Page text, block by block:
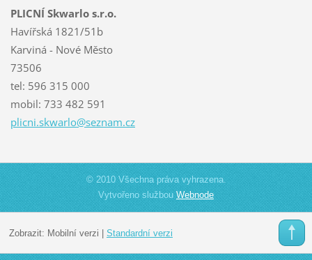
PLICNÍ Skwarlo s.r.o.
Havířská 1821/51b
Karviná - Nové Město
73506
tel: 596 315 000
mobil: 733 482 591
plicni.skwarlo@seznam.cz
© 2010 Všechna práva vyhrazena.
Vytvořeno službouWebnode
Zobrazit: Mobilní verzi Standardní verzi